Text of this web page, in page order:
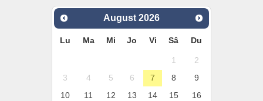
August 2026
Lu Ma Mi Jo Vi Sâ Du
1
2
3
4 5 6 7 8
9
10
11 12 13 14 15
16